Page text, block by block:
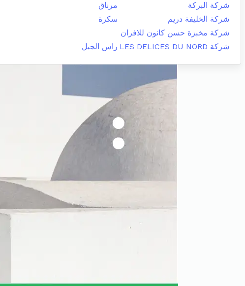
شركة البركة
مرناق
شركة الخليفة دريم
سكرة
شركة مخبزة حسن كانون للافران
شركة LES DELICES DU NORD
راس الجبل